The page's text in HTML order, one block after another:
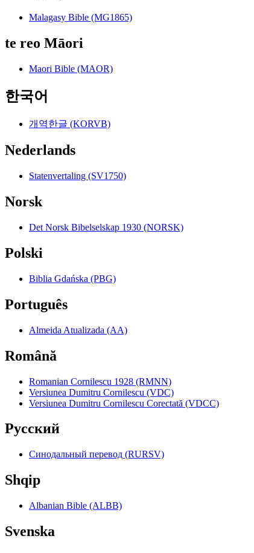
Malagasy Bible (MG1865)
te reo Māori
Maori Bible (MAOR)
한국어
개역한글 (KORVB)
Nederlands
Statenvertaling (SV1750)
Norsk
Det Norsk Bibelselskap 1930 (NORSK)
Polski
Biblia Gdańska (PBG)
Português
Almeida Atualizada (AA)
Română
Romanian Cornilescu 1928 (RMNN)
Versiunea Dumitru Cornilescu (VDC)
Versiunea Dumitru Cornilescu Corectată (VDCC)
Pyccкий
Синодальный перевод (RURSV)
Shqip
Albanian Bible (ALBB)
Svenska